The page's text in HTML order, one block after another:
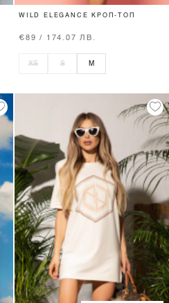
WILD ELEGANCE КРОП-ТОП
€89 / 174.07 ЛВ.
XS S M